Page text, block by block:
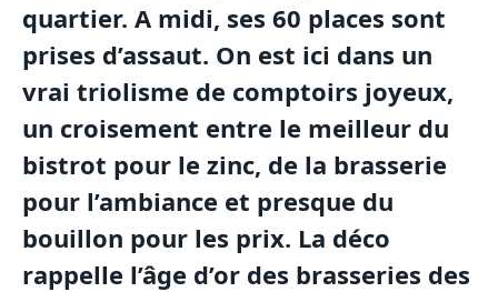
quartier. A midi, ses 60 places sont
prises d’assaut. On est ici dans un
vrai triolisme de comptoirs joyeux,
un croisement entre le meilleur du
bistrot pour le zinc, de la brasserie
pour l’ambiance et presque du
bouillon pour les prix. La déco
rappelle l’âge d’or des brasseries des